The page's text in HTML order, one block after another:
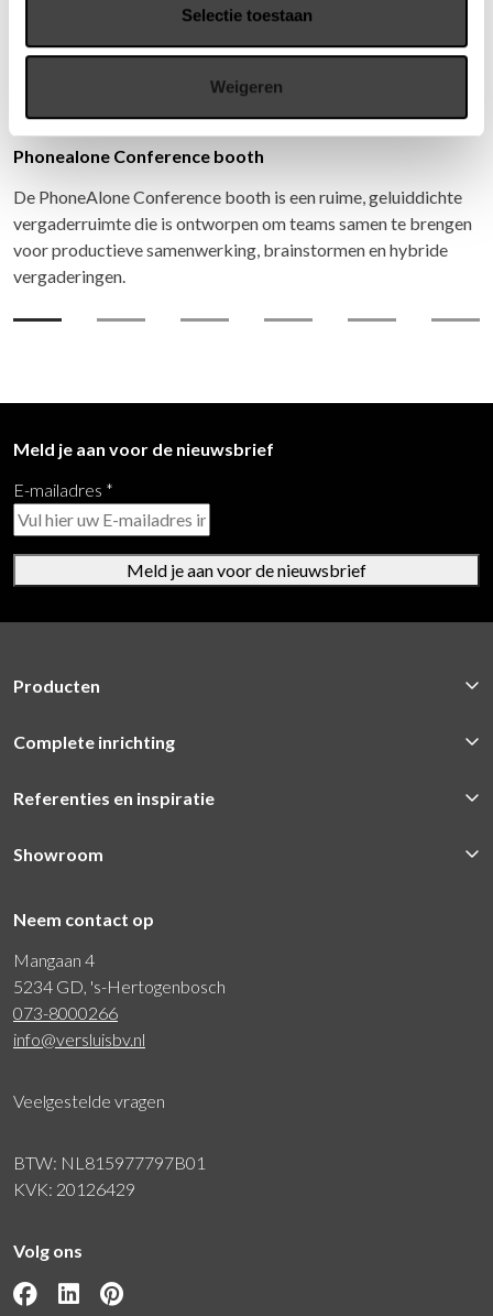
Selectie toestaan
Weigeren
Phonealone Conference booth
De PhoneAlone Conference booth is een ruime, geluiddichte
vergaderruimte die is ontworpen om teams samen te brengen
voor productieve samenwerking, brainstormen en hybride
vergaderingen.
Meld je aan voor de nieuwsbrief
E-mailadres *
Meld je aan voor de nieuwsbrief
Producten
Complete inrichting
Referenties en inspiratie
Showroom
Neem contact op
Mangaan 4
5234 GD, 's-Hertogenbosch
073-8000266
info@versluisbv.nl
Veelgestelde vragen
BTW: NL815977797B01
KVK: 20126429
Volg ons